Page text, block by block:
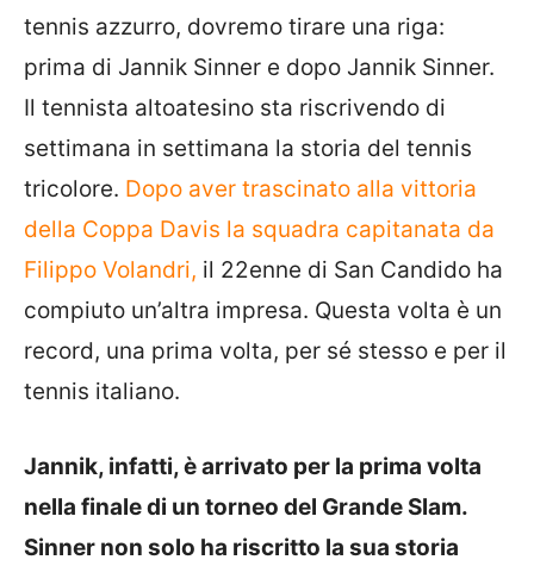
tennis azzurro, dovremo tirare una riga:
prima di Jannik Sinner e dopo Jannik Sinner.
Il tennista altoatesino sta riscrivendo di
settimana in settimana la storia del tennis
tricolore. Dopo aver trascinato alla vittoria
della Coppa Davis la squadra capitanata da
Filippo Volandri, il 22enne di San Candido ha
compiuto un’altra impresa. Questa volta è un
record, una prima volta, per sé stesso e per il
tennis italiano.
Jannik, infatti, è arrivato per la prima volta
nella finale di un torneo del Grande Slam.
Sinner non solo ha riscritto la sua storia